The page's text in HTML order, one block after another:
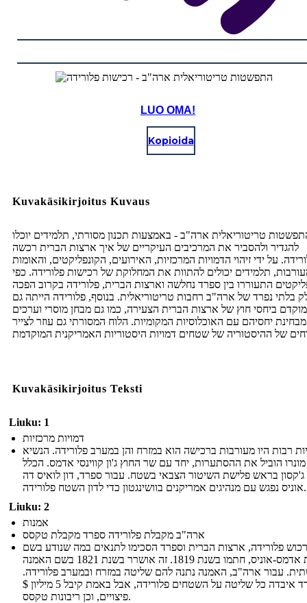
LUO OMA!
Kopioida
Kuvakäsikirjoitus Kuvaus
טריטוריאלית ארה"ב - באמצעות תכנון מסורתי, תלמידים יוכלו
להגדיר ולהסביר את המרכיבים העיקריים של איך ארצות הברית רכשה
על ידי זיהוי הדמויות המרכזיות, האירועים, הקונפליקטים, והאומות
תלמידים יכולים להתוות את המחלוקת של רכישות פלורידה. כפי
התעוררו בין ספרד נחלשה וארצות הברית, פלורידה בקרוב הפכה
בלתי נפרד של ארה"ב רחבות טריטוריאלית. בנוסף, פלורידה הייתה גם
ביחסי חוץ של ארצות הברית הצעירה, כמו גם מבחן מוסרי וערכים
מבחינת יחסיהם עם האוכלוסיות המקומיות. הלוח המסורתי גם עוזר לצייר
Kuvakäsikirjoitus Teksti
Liuku: 1
דמויות מרכזיות
רבות היו מעורבות ברכישה הוא במזרח והן במערב פלורידה. הנשיא
מונרו הוביל את ההסתערות, יחד עם שר החוץ ג'ון קווינסי אדמס. הכלל
ג'קסון בראש פלישת השיטור הצבאי בשטח. עבור ספרד, דון לואיס דה
אוניס נפגש עם מנהיגים אמריקנים בוושינגטון כדי לדון השטח פלורידה.
Liuku: 2
אמנות
ארה"ב מקבלת פלורידה ספרד מקבלת טקסס
פלורידה, ארצות הברית וספרד הסכימו לתנאים במה שנודע בשם
אמנת אדמס-אוניס, חתמו בשנת 1819. זה אושרר בשנת 1821 בשם האמנה
עבור ארה"ב, האמנה נתנה להם שליטה במזרח ובמערב פלורידה.
ספרד איבדה כל שליטה על השטחים פלורידה, אבל באמת קיבל 5 מיליון $
פיצויים, וכן ריבונות טקסס.